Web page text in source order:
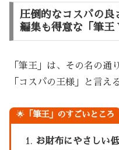
圧倒的なコスパの良
編集も得意な「筆王
「筆王」は、その名の通
「コスパの王様」と言え
🌟「筆王」のすごいところ
お財布にやさしい